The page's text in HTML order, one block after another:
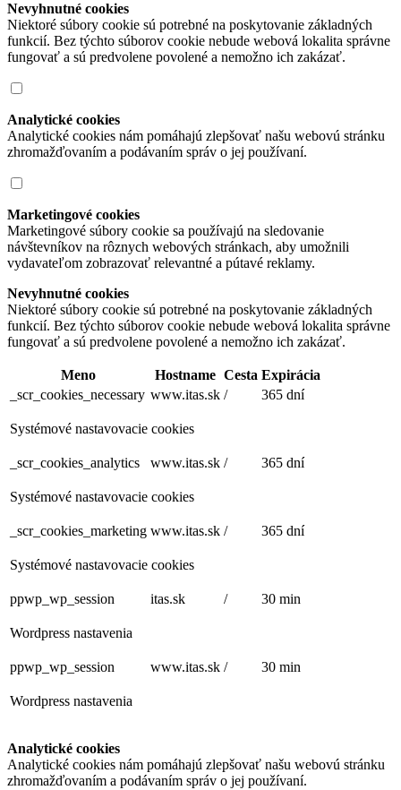
Nevyhnutné cookies
Niektoré súbory cookie sú potrebné na poskytovanie základných
funkcií. Bez týchto súborov cookie nebude webová lokalita správne
fungovať a sú predvolene povolené a nemožno ich zakázať.
Analytické cookies
Analytické cookies nám pomáhajú zlepšovať našu webovú stránku
zhromažďovaním a podávaním správ o jej používaní.
Marketingové cookies
Marketingové súbory cookie sa používajú na sledovanie
návštevníkov na rôznych webových stránkach, aby umožnili
vydavateľom zobrazovať relevantné a pútavé reklamy.
Nevyhnutné cookies
Niektoré súbory cookie sú potrebné na poskytovanie základných
funkcií. Bez týchto súborov cookie nebude webová lokalita správne
fungovať a sú predvolene povolené a nemožno ich zakázať.
Meno Hostname Cesta Expirácia
_scr_cookies_necessary www.itas.sk / 365 dní
Systémové nastavovacie cookies
_scr_cookies_analytics www.itas.sk / 365 dní
Systémové nastavovacie cookies
_scr_cookies_marketing www.itas.sk / 365 dní
Systémové nastavovacie cookies
ppwp_wp_session itas.sk / 30 min
Wordpress nastavenia
ppwp_wp_session www.itas.sk / 30 min
Wordpress nastavenia
Analytické cookies
Analytické cookies nám pomáhajú zlepšovať našu webovú stránku
zhromažďovaním a podávaním správ o jej používaní.